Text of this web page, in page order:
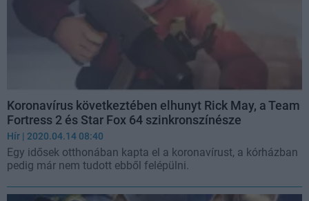
Koronavírus következtében elhunyt Rick May, a Team
Fortress 2 és Star Fox 64 szinkronszínésze
Hír | 2020.04.14 08:40
Egy idősek otthonában kapta el a koronavírust, a kórházban
pedig már nem tudott ebből felépülni.